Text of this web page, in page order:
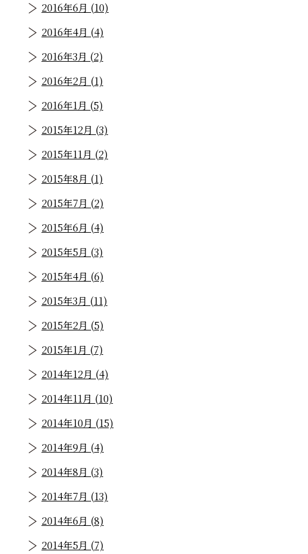
2016年6月 (10)
2016年4月 (4)
2016年3月 (2)
2016年2月 (1)
2016年1月 (5)
2015年12月 (3)
2015年11月 (2)
2015年8月 (1)
2015年7月 (2)
2015年6月 (4)
2015年5月 (3)
2015年4月 (6)
2015年3月 (11)
2015年2月 (5)
2015年1月 (7)
2014年12月 (4)
2014年11月 (10)
2014年10月 (15)
2014年9月 (4)
2014年8月 (3)
2014年7月 (13)
2014年6月 (8)
2014年5月 (7)